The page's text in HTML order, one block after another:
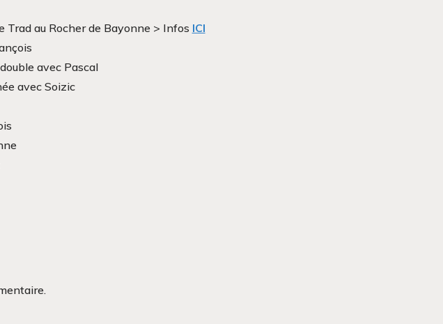
Trad au Rocher de Bayonne > Infos ICI
avec Pascal
avec Soizic